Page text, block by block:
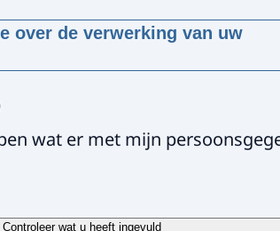
over de verwerking van uw
uw toestemming, omdat wij anders
gegevens verwerkt?
wat er met mijn
Controleer wat u heeft ingevuld